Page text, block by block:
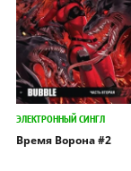
ЭЛЕКТРОННЫЙ СИНГЛ
Время Ворона #2